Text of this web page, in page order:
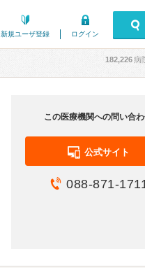
新規ユーザ登録 ログイン
182,226病
この医療機関への問い合
公式サイト
088-871-